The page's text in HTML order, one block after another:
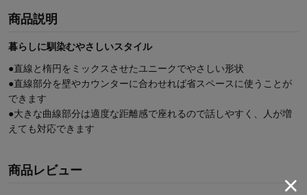
商品説明
暮らしに馴染むやさしいスタイル
●直線と楕円をミックスさせたユニークでやさしい形状
●直線部分を壁やカウンターに合わせれば省スペースに使うことが
できます
●大きな曲線部分は適度な距離感で座れるので話しやすく、人が増
えても対応できます
商品レビュー